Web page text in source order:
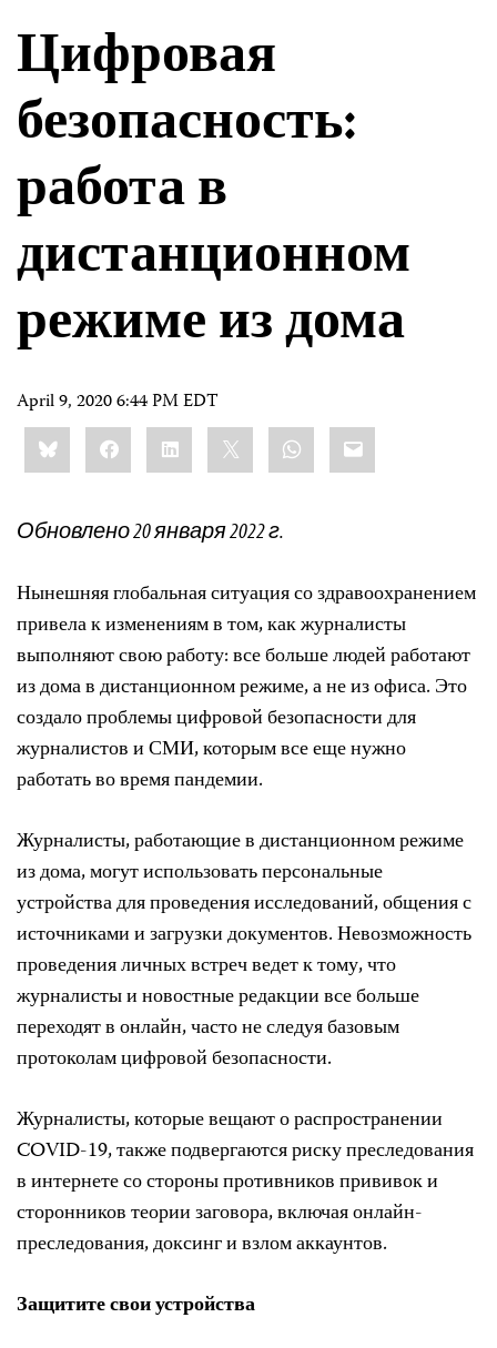
Цифровая
безопасность:
работа в
дистанционном
режиме из дома
April 9, 2020 6:44 PM EDT
Share
this:BlueskyFacebookLinkedIn WhatsApp
Email
Обновлено 20 января 2022 г.
Нынешняя глобальная ситуация со здравоохранением
привела к изменениям в том, как журналисты
выполняют свою работу: все больше людей работают
из дома в дистанционном режиме, а не из офиса. Это
создало проблемы цифровой безопасности для
журналистов и СМИ, которым все еще нужно
работать во время пандемии.
Журналисты, работающие в дистанционном режиме
из дома, могут использовать персональные
устройства для проведения исследований, общения с
источниками и загрузки документов. Невозможность
проведения личных встреч ведет к тому, что
журналисты и новостные редакции все больше
переходят в онлайн, часто не следуя базовым
протоколам цифровой безопасности.
Журналисты, которые вещают о распространении
COVID-19, также подвергаются риску преследования
в интернете со стороны противников прививок и
сторонников теории заговора, включая онлайн-
преследования, доксинг и взлом аккаунтов.
Защитите свои устройства